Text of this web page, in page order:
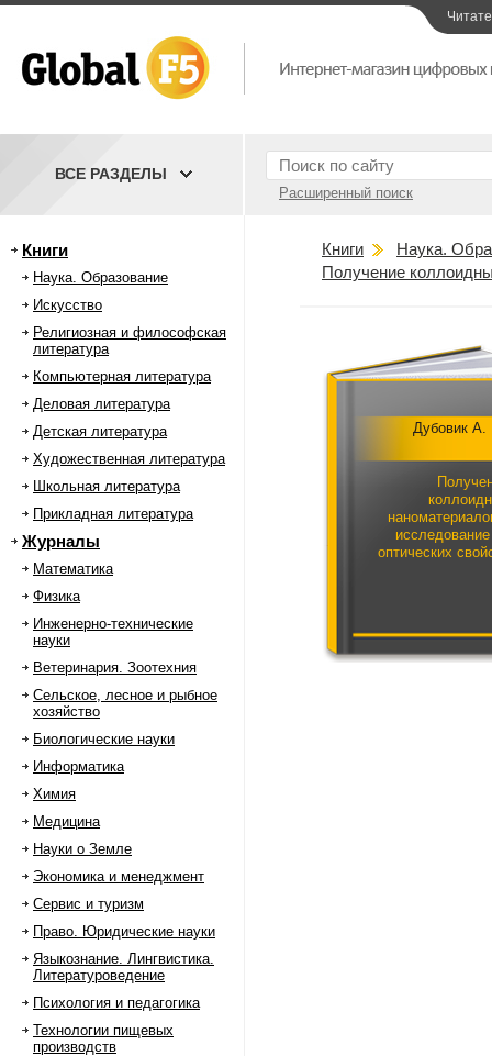
Расширенный поиск
ВСЕ РАЗДЕЛЫ
Книги
Наука. Образование
Искусство
Религиозная и философская
литература
Компьютерная литература
Деловая литература
Детская литература
Художественная литература
Школьная литература
Прикладная литература
Журналы
Математика
Физика
Инженерно-технические
науки
Ветеринария. Зоотехния
Сельское, лесное и рыбное
хозяйство
Биологические науки
Информатика
Химия
Медицина
Науки о Земле
Экономика и менеджмент
Сервис и туризм
Право. Юридические науки
Языкознание. Лингвистика.
Литературоведение
Психология и педагогика
Технологии пищевых
производств
Книги
Наука.
Получение
Дубовик
оптических